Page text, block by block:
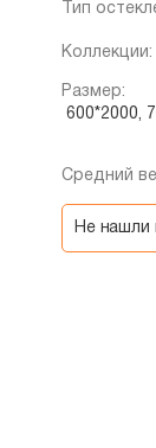
Тип
Коллекции:
Размер:
600*2000,
Средний
Не нашли